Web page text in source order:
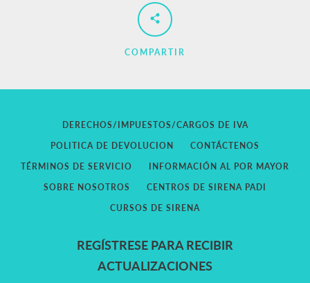
COMPARTIR
DERECHOS/IMPUESTOS/CARGOS DE IVA
POLITICA DE DEVOLUCION
CONTÁCTENOS
TÉRMINOS DE SERVICIO
INFORMACIÓN AL POR MAYOR
SOBRE NOSOTROS
CENTROS DE SIRENA PADI
CURSOS DE SIRENA
REGÍSTRESE PARA RECIBIR
ACTUALIZACIONES